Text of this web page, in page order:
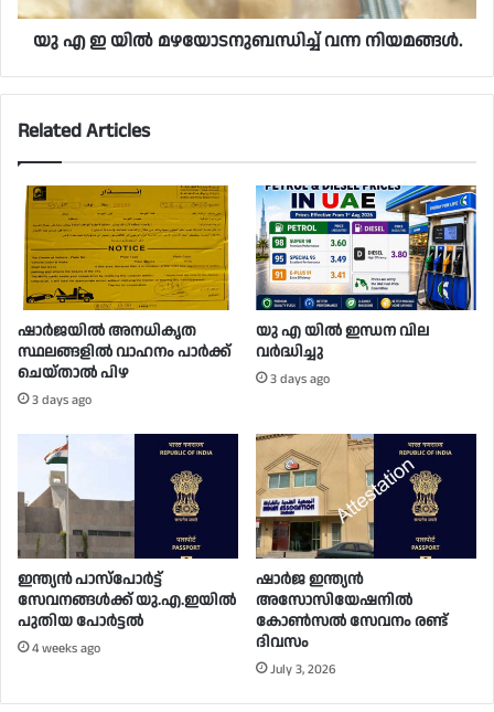
യു എ ഇ യിൽ മഴയോടനുബന്ധിച്ച് വന്ന നിയമങ്ങൾ.
Related Articles
ഷാർജയിൽ അനധികൃത
സ്ഥലങ്ങളിൽ വാഹനം പാർക്ക്
ചെയ്താൽ പിഴ
3 days ago
യു എ യിൽ ഇന്ധന വില
വർദ്ധിച്ചു
3 days ago
ഇന്ത്യൻ പാസ്പോർട്ട്
സേവനങ്ങൾക്ക് യു.എ.ഇയിൽ
പുതിയ പോർട്ടൽ
4 weeks ago
ഷാർജ ഇന്ത്യൻ
അസോസിയേഷനിൽ
കോൺസൽ സേവനം രണ്ട്
ദിവസം
July 3, 2026